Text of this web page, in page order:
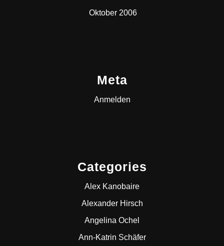
Oktober 2006
Meta
Anmelden
Categories
Alex Kanobaire
Alexander Hirsch
Angelina Ochel
Ann-Katrin Schäfer